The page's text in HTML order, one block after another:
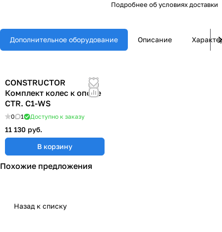
Подробнее обусловиях доставки
Дополнительное оборудование Описание
CONSTRUCTOR
Комплект колес к опоре
CTR. C1-WS
0 1 Доступно к заказу
11 130 руб.
В корзину
Похожие предложения
Назад к списку